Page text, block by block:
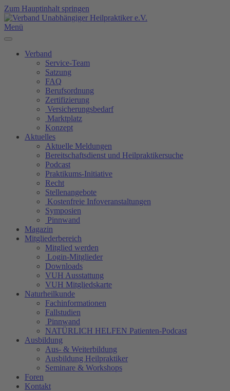
Zum Hauptinhalt springen
Menü
Verband
Service-Team
Satzung
FAQ
Berufsordnung
Zertifizierung
Versicherungsbedarf
Marktplatz
Konzept
Aktuelles
Aktuelle Meldungen
Bereitschaftsdienst und Heilpraktikersuche
Podcast
Praktikums-Initiative
Recht
Stellenangebote
Kostenfreie Infoveranstaltungen
Symposien
Pinnwand
Magazin
Mitgliederbereich
Mitglied werden
Login-Mitglieder
Downloads
VUH Ausstattung
VUH Mitgliedskarte
Naturheilkunde
Fachinformationen
Fallstudien
Pinnwand
NATÜRLICH HELFEN Patienten-Podcast
Ausbildung
Aus- & Weiterbildung
Ausbildung Heilpraktiker
Seminare & Workshops
Foren
Kontakt